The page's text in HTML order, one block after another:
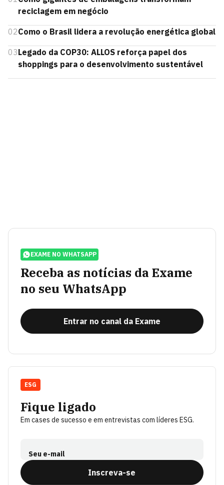
reciclagem em negócio
02Como o Brasil lidera a revolução energética global
03Legado da COP30: ALLOS reforça papel dos
shoppings para o desenvolvimento sustentável
EXAME NO WHATSAPP
Receba as notícias da Exame
no seu WhatsApp
Entrar no canal da Exame
Fique ligado
Em cases de sucesso e em entrevistas com líderes ESG.
Seu e-mail
Inscreva-se
ESG